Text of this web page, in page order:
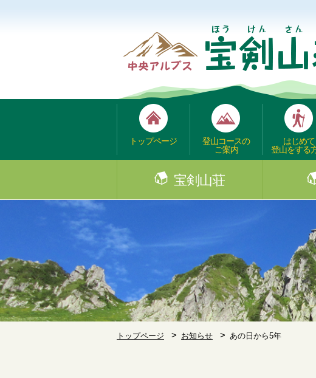
トップページ
登山コースの
ご案内
はじめて
登山をする
宝剣山荘
トップページ お知らせ あの日から5年